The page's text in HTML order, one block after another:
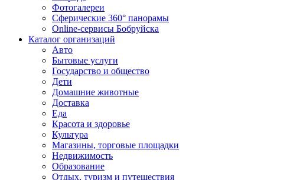
Фотогалереи
Сферические 360° панорамы
Online-сервисы Бобруйска
Каталог организаций
Авто
Бытовые услуги
Государство и общество
Дети
Домашние животные
Доставка
Еда
Красота и здоровье
Культура
Магазины, торговые площадки
Недвижимость
Образование
Отдых, туризм и путешествия